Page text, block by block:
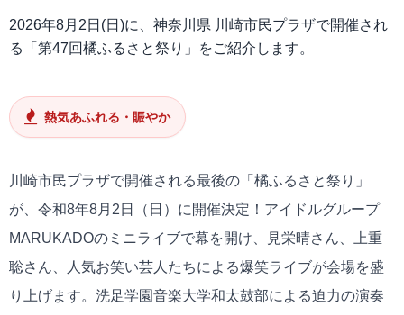
2026年8月2日(日)に、神奈川県 川崎市民プラザで開催され
る「第47回橘ふるさと祭り」をご紹介します。
熱気あふれる・賑やか
川崎市民プラザで開催される最後の「橘ふるさと祭り」
が、令和8年8月2日（日）に開催決定！アイドルグループ
MARUKADOのミニライブで幕を開け、見栄晴さん、上重
聡さん、人気お笑い芸人たちによる爆笑ライブが会場を盛
り上げます。洗足学園音楽大学和太鼓部による迫力の演奏